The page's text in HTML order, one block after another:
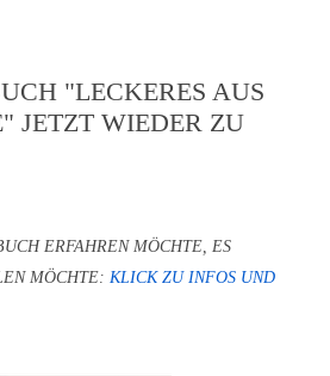
"LECKERES AUS
JETZT WIEDER ZU
ERFAHREN MÖCHTE, ES
MÖCHTE: KLICK ZU INFOS UND